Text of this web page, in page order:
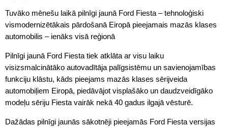
Tuvāko mēnešu laikā pilnīgi jaunā Ford Fiesta – tehnoloģiski
vismodernizētākais pārdošanā Eiropā pieejamais mazās klases
automobilis – ienāks visā reģionā
Pilnīgi jaunā Ford Fiesta tiek atklāta ar visu laiku
visizsmalcinātāko autovadītāja palīgsistēmu un savienojamības
funkciju klāstu, kāds pieejams mazās klases sērijveida
automobiļiem Eiropā, piedāvājot visplašāko un daudzveidīgāko
modeļu sēriju Fiesta vairāk nekā 40 gadus ilgajā vēsturē.
Dažādas pilnīgi jaunās sākotnēji pieejamās Ford Fiesta versijas